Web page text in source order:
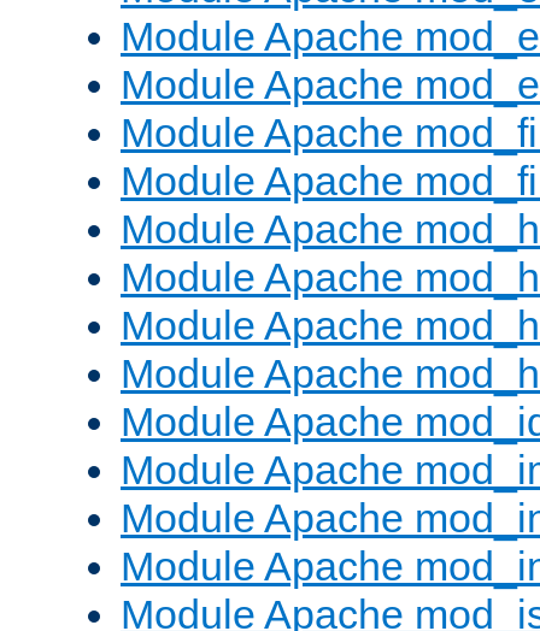
Module Apache
Module Apache
Module Apache
Module Apache
Module Apache
Module Apache
Module Apache
Module Apache
Module Apache
Module Apache
Module Apache
Module Apache
Module Apache